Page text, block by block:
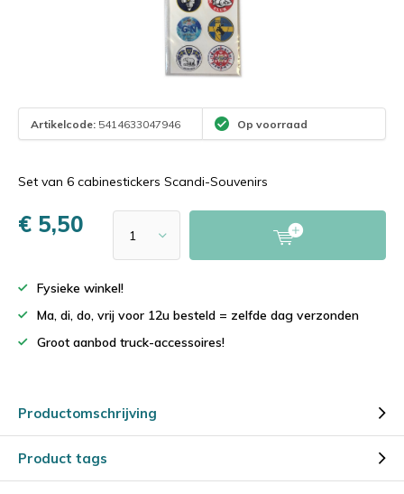
Artikelcode: 5414633047946 Op voorraad
Set van 6 cabinestickers Scandi-Souvenirs
€ 5,50
Fysieke winkel!
Ma, di, do, vrij voor 12u besteld = zelfde dag verzonden
Groot aanbod truck-accessoires!
Productomschrijving
Product tags